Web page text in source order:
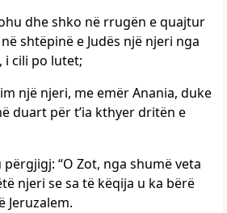
dhe shko në rrugën e quajtur
shtëpinë e Judës një njeri nga
i cili po lutet;
një njeri, me emër Anania, duke
duart për t’ia kthyer dritën e
“O Zot, nga shumë veta
njeri se sa të këqija u ka bërë
Jeruzalem.